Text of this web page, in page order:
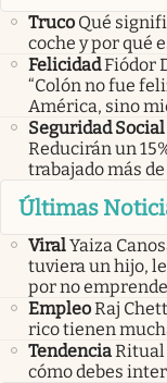
Truco Qué
coche y por qué
FelicidadFiódor
“Colón no fue
América, sino
Seguridad Social
Reducirán un
trabajado más
Últimas
ViralYaiza
tuviera un hijo,
por no
EmpleoRaj
rico tienen
TendenciaRitual
cómo debes